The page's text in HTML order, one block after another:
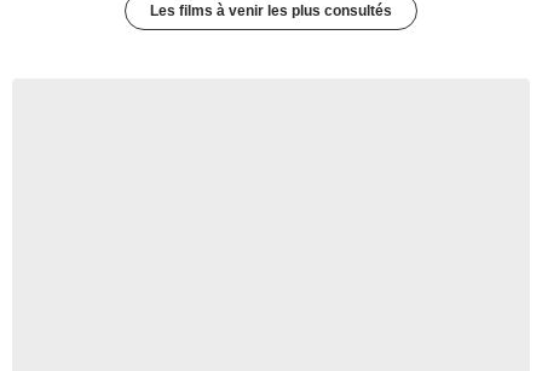
Les films à venir les plus consultés